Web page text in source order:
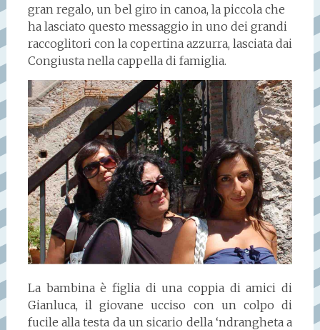
gran regalo, un bel giro in canoa, la piccola che
ha lasciato questo messaggio in uno dei grandi
raccoglitori con la copertina azzurra, lasciata dai
Congiusta nella cappella di famiglia.
La bambina è figlia di una coppia di amici di
Gianluca, il giovane ucciso con un colpo di
fucile alla testa da un sicario della ‘ndrangheta a